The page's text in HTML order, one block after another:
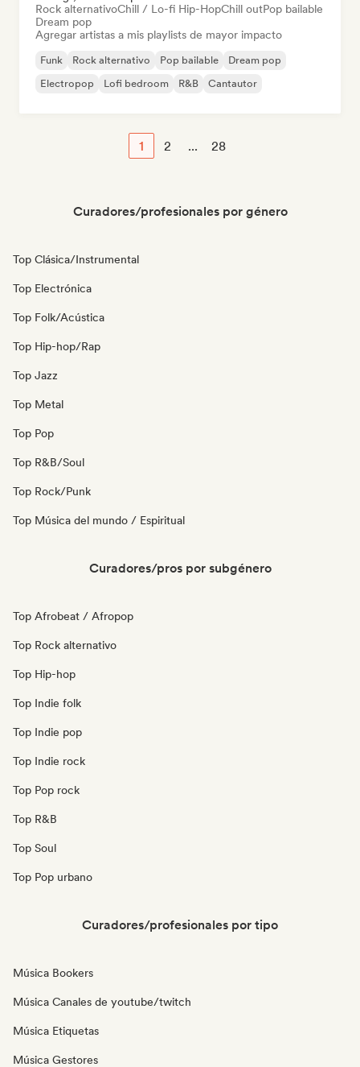
Rock alternativoChill / Lo-fi Hip-HopChill outPop bailable
Dream pop
Agregar artistas a mis playlists de mayor impacto
Funk Rock alternativo Pop bailable
Dream pop
Electropop
Lofi bedroom R&B Cantautor
1 2 ... 28
Curadores/profesionales por género
Top Clásica/Instrumental
Top Electrónica
Top Folk/Acústica
Top Hip-hop/Rap
Top Jazz
Top Metal
Top Pop
Top R&B/Soul
Top Rock/Punk
Top Música del mundo / Espiritual
Curadores/pros por subgénero
Top Afrobeat / Afropop
Top Rock alternativo
Top Hip-hop
Top Indie folk
Top Indie pop
Top Indie rock
Top Pop rock
Top R&B
Top Soul
Top Pop urbano
Curadores/profesionales por tipo
Música Bookers
Música Canales de youtube/twitch
Música Etiquetas
Música Gestores